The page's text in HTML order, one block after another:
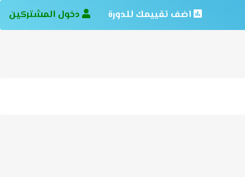
اضف تقييمك للدورة دخول المشتركين